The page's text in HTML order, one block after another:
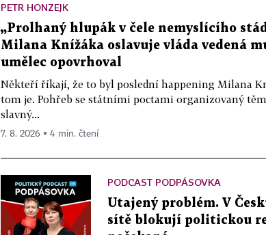
PETR HONZEJK
„Prolhaný hlupák v čele nemyslícího
Milana Knížáka oslavuje vláda vedená
umělec opovrhoval
Někteří říkají, že to byl poslední happening Milana
tom je. Pohřeb se státními poctami organizovaný
slavný...
7. 8. 2026 ▪ 4 min. čtení
PODCAST PODPÁSOVKA
Utajený problém. V
sítě blokují politickou